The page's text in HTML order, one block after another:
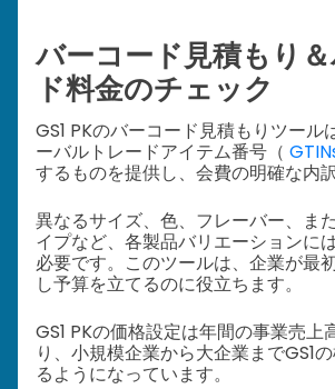
バーコード見積もり
ド料金のチェック
GS1 PKのバーコード見積もりツール
ーバルトレードアイテム番号（
するものを提供し、会費の明確な内
異なるサイズ、色、フレーバー、ま
イプなど、各製品バリエーションに
必要です。このツールは、企業が最
し予算を立てるのに役立ちます。
GS1 PKの価格設定は年間の事業売上
り、小規模企業から大企業までGS1
るようになっています。